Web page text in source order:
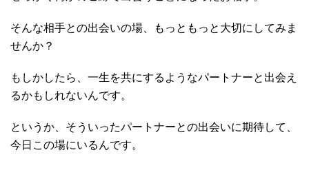
そんな相手との出会いの場、もっともっと大切にしてみま
せんか？
もしかしたら、一生を共にするようなパートナーと出会え
るかもしれないんです。
というか、そういったパートナーとの出会いに期待して、
今日この場にいるんです。